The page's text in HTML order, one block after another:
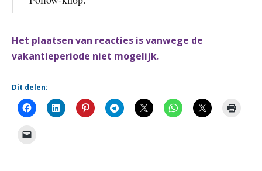
Het plaatsen van reacties is vanwege de
vakantieperiode niet mogelijk.
Dit delen: